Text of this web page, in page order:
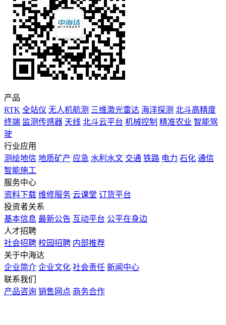
产品
RTK 全站仪 无人机航测 三维激光雷达 海洋探测 北斗高精度
终端 监测传感器 天线 北斗云平台 机械控制 精准农业 智能驾
驶
行业应用
测绘地信 地质矿产 应急 水利水文 交通 铁路 电力 石化 通信
智能施工
服务中心
资料下载 维修服务 云课堂 订货平台
投资者关系
基本信息 最新公告 互动平台 公平在身边
人才招聘
社会招聘 校园招聘 内部推荐
关于中海达
企业简介 企业文化 社会责任 新闻中心
联系我们
产品咨询 销售网点 商务合作